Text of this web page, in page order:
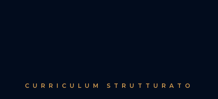
CURRICULUM STRUTTURATO